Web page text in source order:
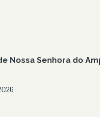
Nossa Senhora do